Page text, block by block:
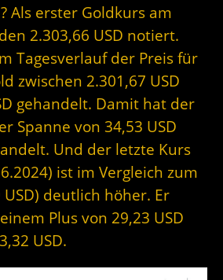
Als erster Goldkurs am
2.303,66 USD notiert.
Tagesverlauf der Preis für
zwischen 2.301,67 USD
gehandelt. Damit hat der
Spanne von 34,53 USD
Und der letzte Kurs
ist im Vergleich zum
USD) deutlich höher. Er
Plus von 29,23 USD
USD.